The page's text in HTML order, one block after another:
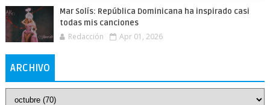
Mar Solís: República Dominicana ha inspirado casi
todas mis canciones
Redacción Apr 01, 2026
ARCHIVO